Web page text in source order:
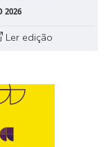
2026
Ler edição